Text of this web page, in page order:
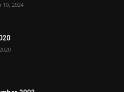
10, 2024